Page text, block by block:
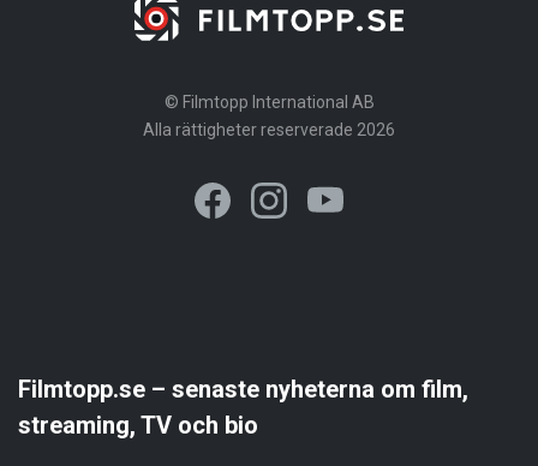
© Filmtopp International AB
Alla rättigheter reserverade 2026
Filmtopp.se – senaste nyheterna om film,
streaming, TV och bio